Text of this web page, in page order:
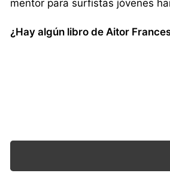
mentor para surfistas jóvenes
¿Hay algún libro de Aitor